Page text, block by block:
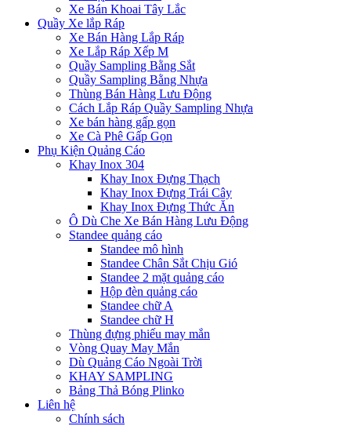
Xe Bán Khoai Tây Lắc
Quầy Xe lắp Ráp
Xe Bán Hàng Lắp Ráp
Xe Lắp Ráp Xếp M
Quầy Sampling Bằng Sắt
Quầy Sampling Bằng Nhựa
Thùng Bán Hàng Lưu Động
Cách Lắp Ráp Quầy Sampling Nhựa
Xe bán hàng gấp gọn
Xe Cà Phê Gấp Gọn
Phụ Kiện Quảng Cáo
Khay Inox 304
Khay Inox Đựng Thạch
Khay Inox Đựng Trái Cây
Khay Inox Đựng Thức Ăn
Ô Dù Che Xe Bán Hàng Lưu Động
Standee quảng cáo
Standee mô hình
Standee Chân Sắt Chịu Gió
Standee 2 mặt quảng cáo
Hộp đèn quảng cáo
Standee chữ A
Standee chữ H
Thùng đựng phiếu may mắn
Vòng Quay May Mắn
Dù Quảng Cáo Ngoài Trời
KHAY SAMPLING
Bảng Thả Bóng Plinko
Liên hệ
Chính sách